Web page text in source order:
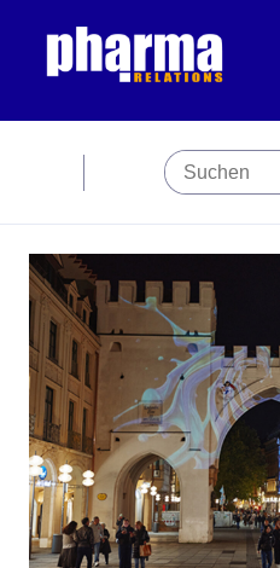
Premiumpartner
Jubiläum
Newsletter
Mediadaten
Themen